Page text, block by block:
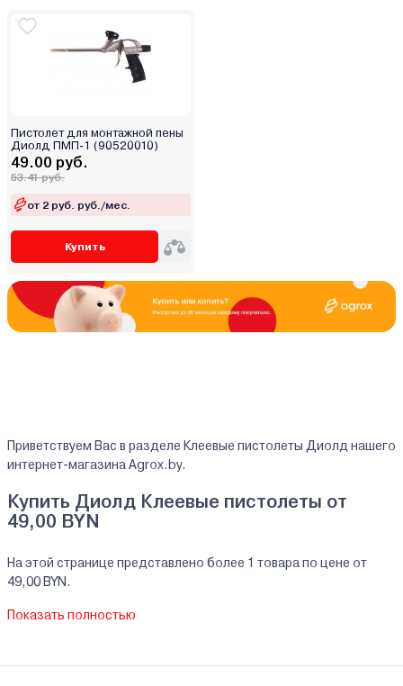
Пистолет для монтажной пены
Диолд ПМП-1 (90520010)
49.00 руб.
53.41 руб.
от 2 руб. руб./мес.
Купить
Приветствуем Вас в разделе Клеевые пистолеты Диолд нашего
интернет-магазина Agrox.by.
Купить Диолд Клеевые пистолеты от
49,00 BYN
На этой странице представлено более 1 товара по цене от
49,00 BYN.
предоставляем официальную гарантию.
Показать полностью